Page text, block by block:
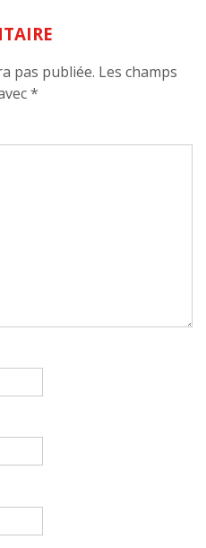
pas publiée. Les champs
*